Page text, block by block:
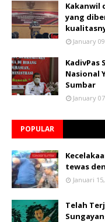
Kakanwil
yang
January
KadivPas
Nasional
Sumbar
January
POPULAR
tewas
Januari
Telah